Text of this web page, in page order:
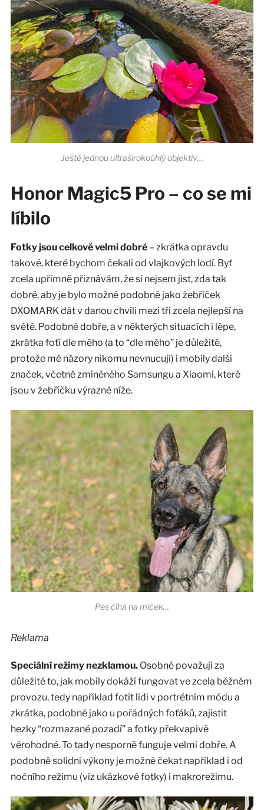
Ještě jednou ultraširokoúhlý objektiv…
Honor Magic5 Pro – co se mi
líbilo
Fotky jsou celkově velmi dobré– zkrátka opravdu
takové, které bychom čekali od vlajkových lodí. Byť
zcela upřímně přiznávám, že si nejsem jist, zda tak
dobré, aby je bylo možné podobně jako žebříček
DXOMARK dát v danou chvíli mezi tři zcela nejlepší na
světě. Podobně dobře, a v některých situacích i lépe,
zkrátka fotí dle mého (a to “dle mého” je důležité,
protože mé názory nikomu nevnucuji) i mobily další
značek, včetně zmíněného Samsungu a Xiaomi, které
jsou v žebříčku výrazně níže.
Pes číhá na míček…
Reklama
Speciální režimy nezklamou. Osobně považuji za
důležité to, jak mobily dokáží fungovat ve zcela běžném
provozu, tedy například fotit lidi v portrétním módu a
zkrátka, podobně jako u pořádných foťáků, zajistit
hezky “rozmazané pozadí” a fotky překvapivě
věrohodné. To tady nesporně funguje velmi dobře. A
podobně solidní výkony je možné čekat například i od
nočního režimu (viz ukázkové fotky) i makrorežimu.